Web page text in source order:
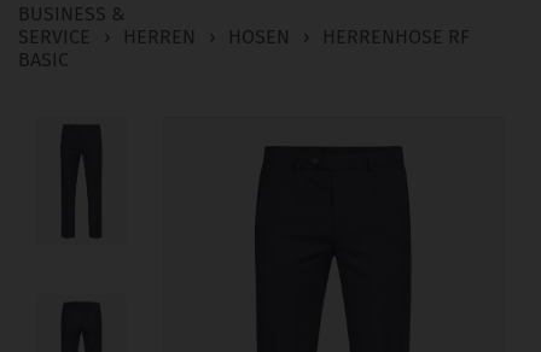
BUSINESS &
SERVICE
› HERREN › HOSEN ›
HERRENHOSE RF
BASIC